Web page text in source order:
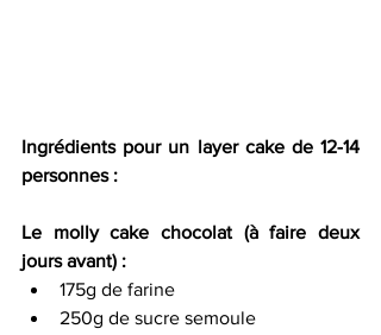
Ingrédients pour un layer cake de 12-14
personnes :
Le molly cake chocolat (à faire deux
jours avant) :
175g de farine
250g de sucre semoule